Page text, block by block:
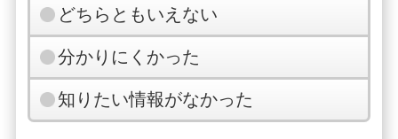
どちらともいえない
分かりにくかった
知りたい情報がなかった